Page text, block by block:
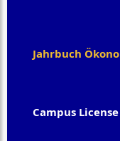
Campus License
Jahrbuch